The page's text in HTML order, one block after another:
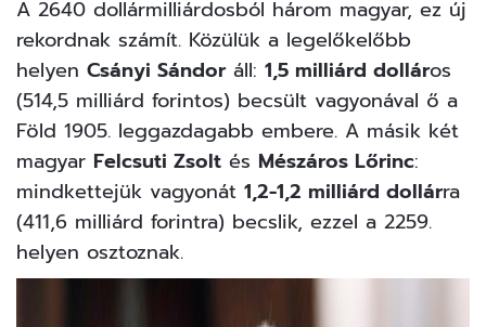
A 2640 dollármilliárdosból három magyar, ez új
rekordnak számít. Közülük a legelőkelőbb
helyen Csányi Sándoráll: 1,5 milliárd dolláros
(514,5 milliárd forintos) becsült vagyonával ő a
Föld 1905. leggazdagabb embere. A másik két
magyar Felcsuti Zsolt és Mészáros Lőrinc:
mindkettejük vagyonát 1,2-1,2 milliárd dollárra
(411,6 milliárd forintra) becslik, ezzel a 2259.
helyen osztoznak.